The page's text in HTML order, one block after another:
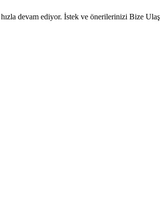
devam ediyor. İstek ve önerilerinizi Bize